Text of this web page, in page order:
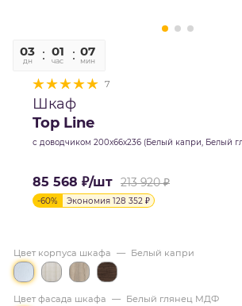
03
дн
01
час
07
мин
7
Шкаф
Top Line
с доводчиком 200х66х236 (Белый капри, Белый
85 568 ₽/шт 213 920₽
-60% Экономия 128 352 ₽
Цвет корпуса шкафа — Белый капри
Цвет фасада шкафа — Белый глянец МДФ